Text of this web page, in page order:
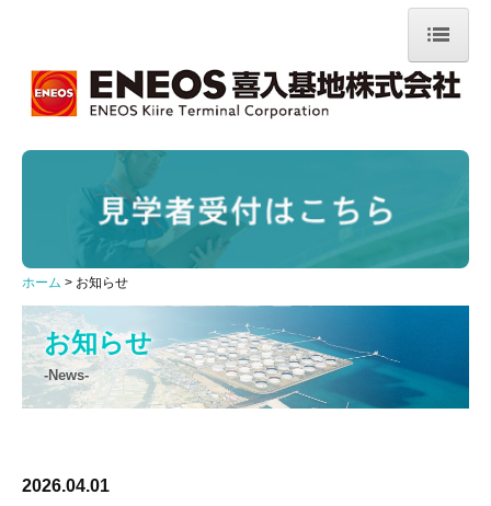
ホーム
ご挨拶
理念・方針
会社概要
事業案内
環境への取組み
ホーム お知らせ
お知らせ
-News-
2026.04.01